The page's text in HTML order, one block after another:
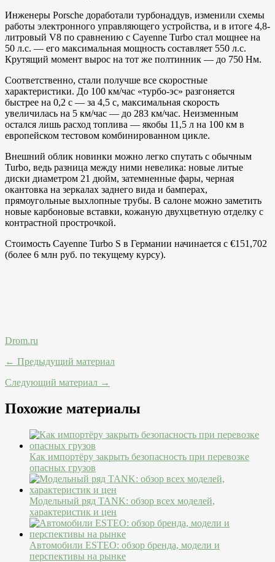
Инженеры Porsche доработали турбонаддув, изменили схемы
работы электронного управляющего устройства, и в итоге 4,8-
литровый V8 по сравнению с Cayenne Turbo стал мощнее на
50 л.с. — его максимальная мощность составляет 550 л.с.
Крутящий момент вырос на тот же полтинник — до 750 Нм.
Соответственно, стали получше все скоростные
характеристики. До 100 км/час «турбо-эс» разгоняется
быстрее на 0,2 с — за 4,5 с, максимальная скорость
увеличилась на 5 км/час — до 283 км/час. Неизменным
остался лишь расход топлива — якобы 11,5 л на 100 км в
европейском тестовом комбинированном цикле.
Внешний облик новинки можно легко спутать с обычным
Turbo, ведь разница между ними невелика: новые литые
диски диаметром 21 дюйм, затемненные фары, черная
окантовка на зеркалах заднего вида и бамперах,
прямоугольные выхлопные трубы. В салоне можно заметить
новые карбоновые вставки, кожаную двухцветную отделку с
контрастной прострочкой.
Стоимость Cayenne Turbo S в Германии начинается с €151,702
(более 6 млн руб. по текущему курсу).
Drom.ru
← Предыдущий материал
Следующий материал →
Похожие материалы
Как импортёру закрыть безопасность при перевозке
опасных грузов
Модельный ряд TANK: обзор всех моделей,
характеристик и цен
Автомобили ESTEO: обзор бренда, модели и
перспективы на рынке